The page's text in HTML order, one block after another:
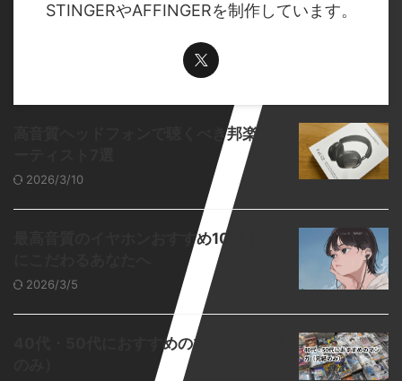
STINGERやAFFINGERを制作しています。
高音質ヘッドフォンで聴くべき邦楽ア
2026/3/10
最高音質のイヤホンおすすめ10選｜音
2026/3/5
40代・50代におすすめのマンガ（完結